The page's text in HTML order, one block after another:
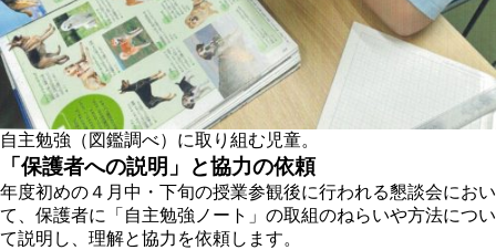
自主勉強（図鑑調べ）に取り組む児童。
「保護者への説明」と協力の依頼
年度初めの４月中・下旬の授業参観後に行われる懇談会におい
て、保護者に「自主勉強ノート」の取組のねらいや方法につい
て説明し、理解と協力を依頼します。